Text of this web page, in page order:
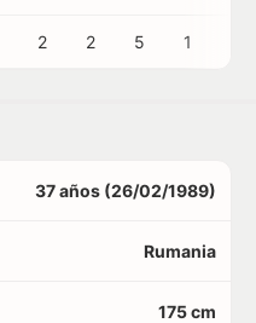
2 2 5 1
37 años (26/02/1989)
Rumania
175 cm